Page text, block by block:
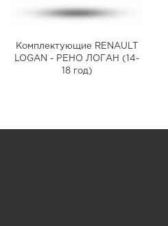
Комплектующие RENAULT
LOGAN - РЕНО ЛОГАН (14-
18 год)